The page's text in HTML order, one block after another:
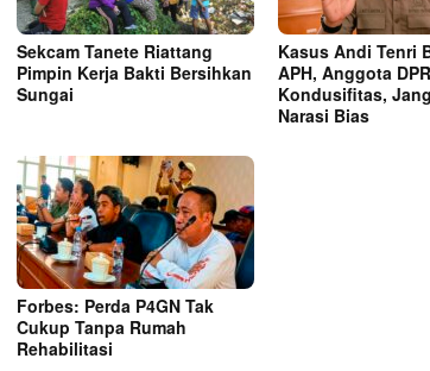
Sekcam Tanete Riattang
Pimpin Kerja Bakti Bersihkan
Sungai
Kasus Andi Tenri
APH, Anggota
Kondusifitas,
Narasi Bias
Forbes: Perda P4GN Tak
Cukup Tanpa Rumah
Rehabilitasi